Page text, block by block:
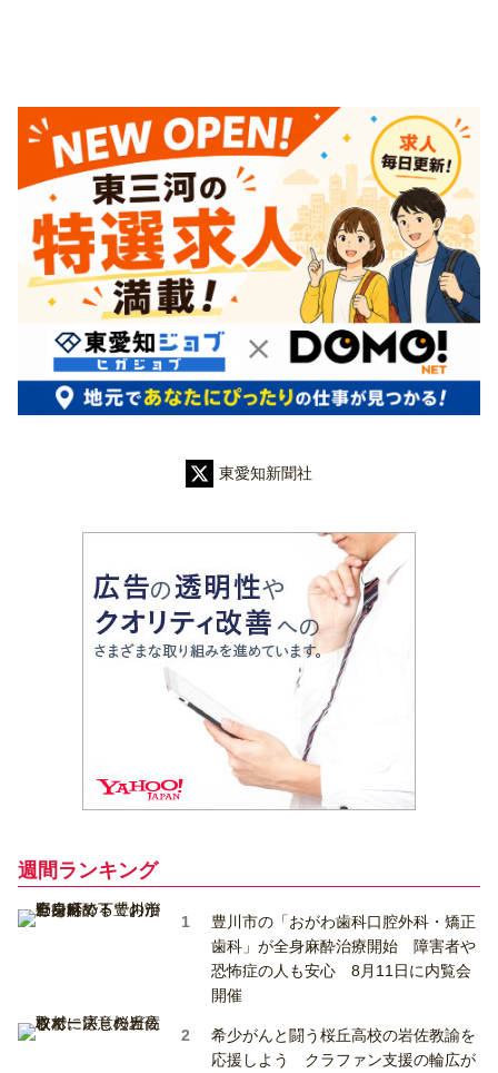
東愛知新聞社
週間ランキング
豊川市の「おがわ歯科口腔外科・矯正
歯科」が全身麻酔治療開始 障害者や
恐怖症の人も安心 8月11日に内覧会
開催
希少がんと闘う桜丘高校の岩佐教諭を
応援しよう クラファン支援の輪広が